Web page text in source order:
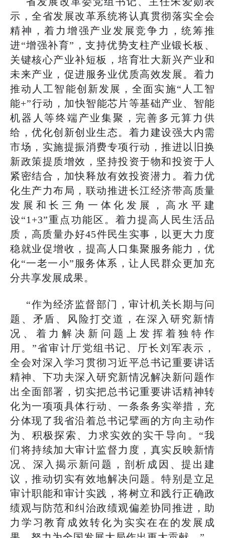
示，全省发展改革系统将认真贯彻落实全会
精神，着力增强产业发展竞争力，统筹推
进“增强补育”，支持优势支柱产业锻长板、
关键核心产业补短板，培育壮大新兴产业和
未来产业，促进服务业优质高效发展。着力
推动人工智能创新发展，全面实施“人工智
能+”行动，加快智能芯片等基础产业、智能
机器人等终端产业集聚，完善多元算力供
给，优化创新创业生态。着力建设强大内需
市场，实施提振消费专项行动，推进以旧换
新政策提质增效，坚持投资于物和投资于人
紧密结合，加快释放有效投资潜力。着力优
化生产力布局，联动推进长江经济带高质量
发展和长三角一体化发展，高水平建
设“1+3”重点功能区。着力提高人民生活品
质，高质量办好45件民生实事，以更大力度
稳就业促增收，提高人口集聚服务能力，优
化“一老一小”服务体系，让人民群众更加充
分共享发展成果。
“作为经济监督部门，审计机关长期与问
题、矛盾、风险打交道，在深入研究新情
况、着力解决新问题上发挥着独特作
用。”省审计厅党组书记、厅长刘军表示，
全会对深入学习贯彻习近平总书记重要讲话
精神、下功夫深入研究新情况解决新问题作
出全面部署，切实把总书记重要讲话精神转
化为一项项具体行动、一条条务实举措，充
分体现了我省沿着总书记擘画的方向主动作
为、积极探索、力求实效的实干导向。“我
们将持续加大审计监督力度，真实反映新情
况、深入揭示新问题，剖析成因、提出建
议，推动切实有效地解决问题。特别是立足
审计职能和审计实践，将树立和践行正确政
绩观与防范和纠治政绩观偏差协同推进，助
力学习教育成效转化为实实在在的发展成